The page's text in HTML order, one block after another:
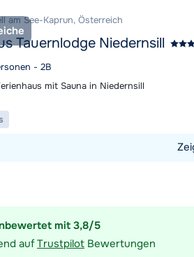
mit 3,8/5
aufTrustpilot Bewertungen
am See-Kaprun, Österreich
Tauernlodge Niedernsill
- 2B
mit Sauna in Niedernsill